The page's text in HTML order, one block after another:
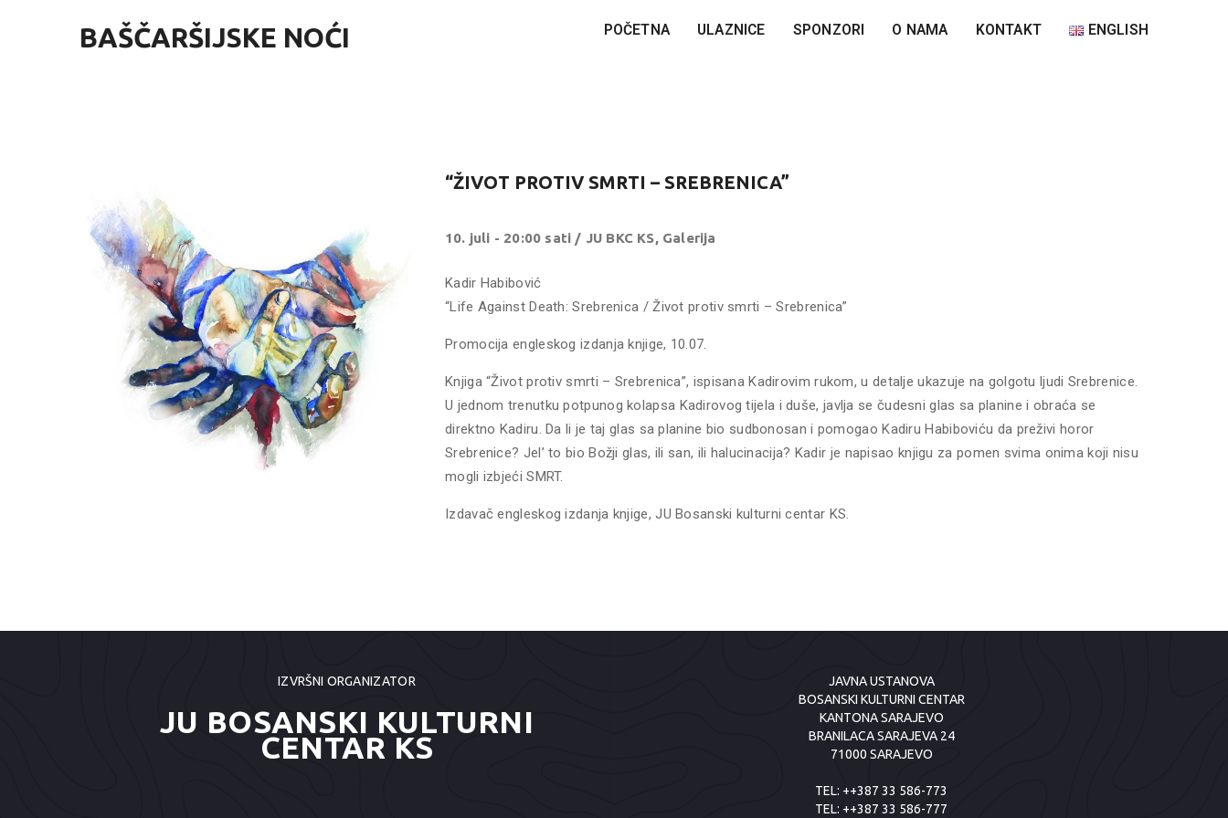
BAŠČARŠIJSKE NOĆI POČETNA ULAZNICE SPONZORI O NAMA KONTAKT ENGLISH
“ŽIVOT PROTIV SMRTI – SREBRENICA”
10. juli - 20:00 sati / JU BKC KS, Galerija
Kadir Habibović
“Life Against Death: Srebrenica / Život protiv smrti – Srebrenica”
Promocija engleskog izdanja knjige, 10.07.
Knjiga “Život protiv smrti – Srebrenica”, ispisana Kadirovim rukom, u detalje ukazuje na golgotu ljudi Srebrenice.
U jednom trenutku potpunog kolapsa Kadirovog tijela i duše, javlja se čudesni glas sa planine i obraća se
direktno Kadiru. Da li je taj glas sa planine bio sudbonosan i pomogao Kadiru Habiboviću da preživi horor
Srebrenice? Jel’ to bio Božji glas, ili san, ili halucinacija? Kadir je napisao knjigu za pomen svima onima koji nisu
mogli izbjeći SMRT.
Izdavač engleskog izdanja knjige, JU Bosanski kulturni centar KS.
IZVRŠNI ORGANIZATOR
JU BOSANSKI KULTURNI
CENTAR KS
JAVNA USTANOVA
BOSANSKI KULTURNI CENTAR
KANTONA SARAJEVO
BRANILACA SARAJEVA 24
71000 SARAJEVO
TEL: ++387 33 586-773
TEL: ++387 33 586-777